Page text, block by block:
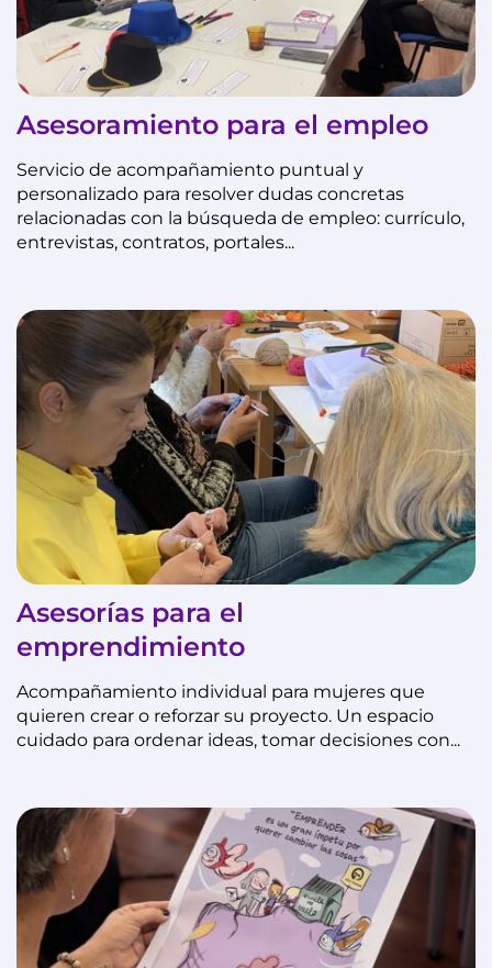
Asesoramiento para el empleo
Servicio de acompañamiento puntual y
personalizado para resolver dudas concretas
relacionadas con la búsqueda de empleo: currículo,
entrevistas, contratos, portales...
Asesorías para el
emprendimiento
Acompañamiento individual para mujeres que
quieren crear o reforzar su proyecto. Un espacio
cuidado para ordenar ideas, tomar decisiones con...